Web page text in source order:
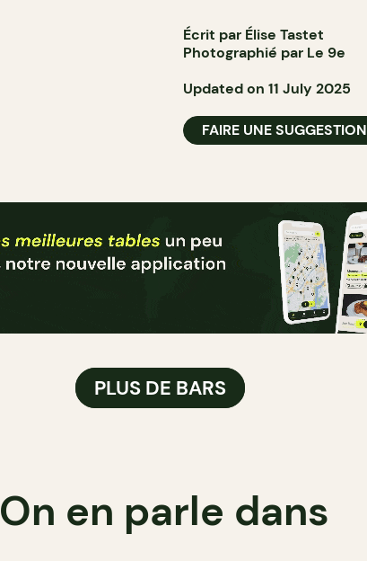
Écrit par Élise Tastet
Photographié par Le 9e
Updated on 11 July 2025
FAIRE UNE SUGGESTION
PLUS DE BARS
On en parle dans